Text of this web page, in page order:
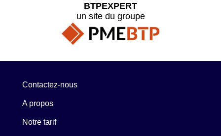
BTPEXPERT
un site du groupe
Contactez-nous
A propos
Notre tarif